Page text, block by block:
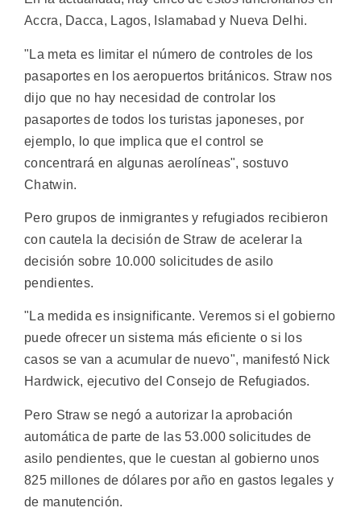
Accra, Dacca, Lagos, Islamabad y Nueva Delhi.
"La meta es limitar el número de controles de los
pasaportes en los aeropuertos británicos. Straw nos
dijo que no hay necesidad de controlar los
pasaportes de todos los turistas japoneses, por
ejemplo, lo que implica que el control se
concentrará en algunas aerolíneas", sostuvo
Chatwin.
Pero grupos de inmigrantes y refugiados recibieron
con cautela la decisión de Straw de acelerar la
decisión sobre 10.000 solicitudes de asilo
pendientes.
"La medida es insignificante. Veremos si el gobierno
puede ofrecer un sistema más eficiente o si los
casos se van a acumular de nuevo", manifestó Nick
Hardwick, ejecutivo del Consejo de Refugiados.
Pero Straw se negó a autorizar la aprobación
automática de parte de las 53.000 solicitudes de
asilo pendientes, que le cuestan al gobierno unos
825 millones de dólares por año en gastos legales y
de manutención.